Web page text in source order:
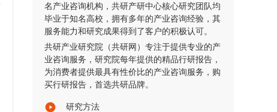
名产业咨询机构，共研产研中心核心研究团队均
毕业于知名高校，拥有多年的产业咨询经验，其
服务能力和研究成果得到了客户的积极认可。
共研产业研究院（共研网）专注于提供专业的产
业咨询服务，研究院每年提供的精品行研报告，
为消费者提供最具有性价比的产业咨询服务，购
买行研报告，首选共研品牌。
研究方法